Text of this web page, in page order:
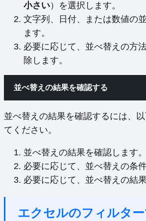
小さい）を選択します。
文字列、日付、または数値の
ます。
必要に応じて、並べ替えの方
除します。
並べ替えの結果を確認する
並べ替えの結果を確認するには、
てください。
並べ替えの結果を確認します。
必要に応じて、並べ替えの条
必要に応じて、並べ替えの結
エクセルのフィルター